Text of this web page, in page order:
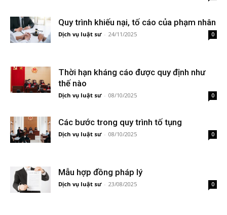
Quy trình khiếu nại, tố cáo của phạm nhân
Dịch vụ luật sư - 24/11/2025 0
Thời hạn kháng cáo được quy định như
thế nào
Dịch vụ luật sư - 08/10/2025 0
Các bước trong quy trình tố tụng
Dịch vụ luật sư - 08/10/2025 0
Mẫu hợp đồng pháp lý
Dịch vụ luật sư - 23/08/2025 0